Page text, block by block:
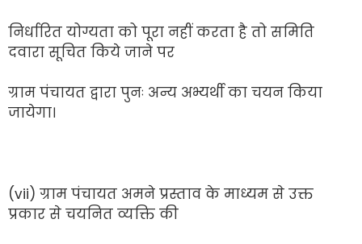
निर्धारित योग्यता को पूरा नहीं करता है तो समिति
दवारा सूचित किये जाने पर
ग्राम पंचायत द्वारा पुनः अन्य अभ्यर्थी का चयन किया
जायेगा।
(vii) ग्राम पंचायत अमने प्रस्ताव के माध्यम से उक्त
प्रकार से चयनित व्यक्ति की